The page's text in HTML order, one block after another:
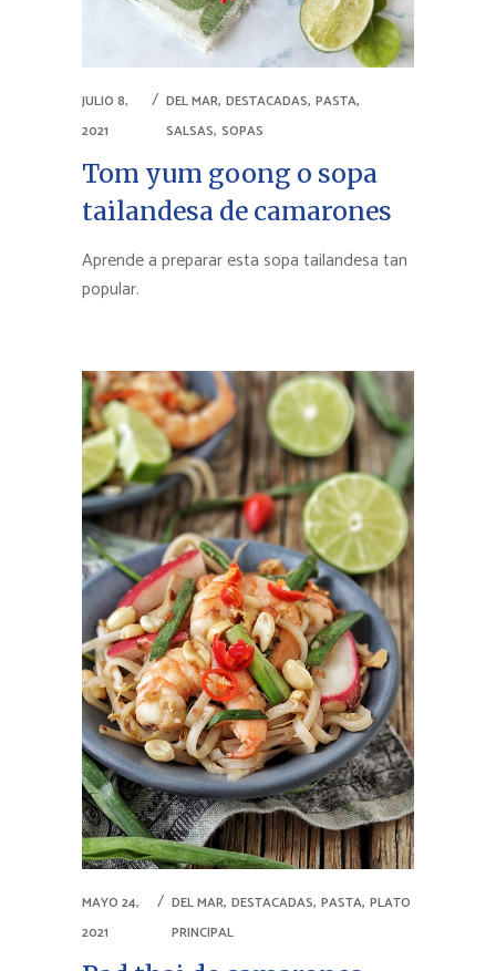
JULIO 8,
2021
DEL MAR,DESTACADAS,PASTA,
SALSAS,SOPAS
Tom yum goong o sopa
tailandesa de camarones
Aprende a preparar esta sopa tailandesa tan
popular.
MAYO 24,
2021
DEL MAR,DESTACADAS,PASTA,PLATO
PRINCIPAL